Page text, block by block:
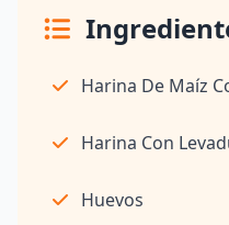
Harina De Maíz
Harina Con
Huevos